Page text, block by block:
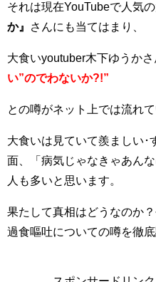
それは現在YouTubeで人気
か』
さんにも当てはまり、
大食いyoutuber木下ゆうかさ
い”のでわないか?!”
との噂がネット上では流れて
大食いは見ていて羨ましい･
面、「病気じゃなきゃあん
人も多いと思います。
果たして真相はどうなのか
過食嘔吐についての噂を徹